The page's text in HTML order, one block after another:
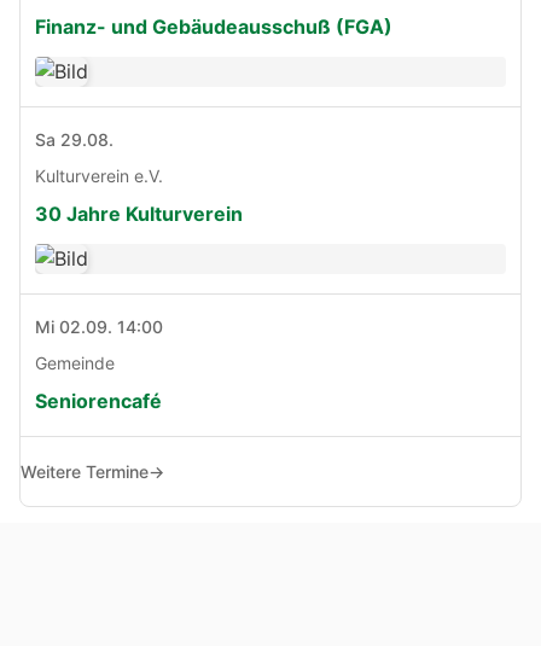
Finanz- und Gebäudeausschuß (FGA)
Sa 29.08.
Kulturverein e.V.
30 Jahre Kulturverein
Mi 02.09. 14:00
Gemeinde
Seniorencafé
Weitere Termine→